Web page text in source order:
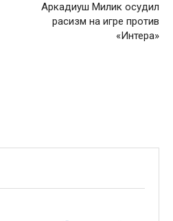
Аркадиуш Милик осудил
расизм на игре против
«Интера»